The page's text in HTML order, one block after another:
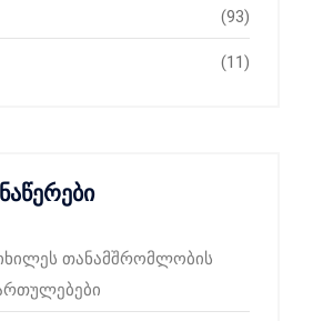
(93)
(11)
თანამშრომლობის